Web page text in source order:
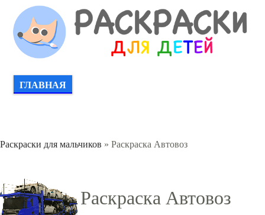
ГЛАВНАЯ
Раскраски для мальчиков » Раскраска Автовоз
Раскраска Автовоз